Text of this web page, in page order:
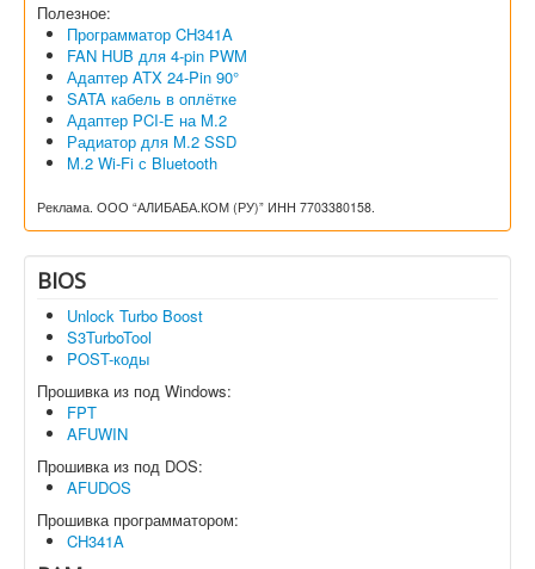
Полезное:
Программатор CH341A
FAN HUB для 4-pin PWM
Адаптер ATX 24-Pin 90°
SATA кабель в оплётке
Адаптер PCI-E на M.2
Радиатор для M.2 SSD
M.2 Wi-Fi с Bluetooth
Реклама. ООО “АЛИБАБА.КОМ (РУ)” ИНН 7703380158.
BIOS
Unlock Turbo Boost
S3TurboTool
POST-коды
Прошивка из под Windows:
FPT
AFUWIN
Прошивка из под DOS:
AFUDOS
Прошивка программатором:
CH341A